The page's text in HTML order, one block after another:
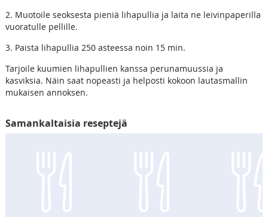
2. Muotoile seoksesta pieniä lihapullia ja laita ne leivinpaperilla
vuoratulle pellille.
3. Paista lihapullia 250 asteessa noin 15 min.
Tarjoile kuumien lihapullien kanssa perunamuussia ja
kasviksia. Näin saat nopeasti ja helposti kokoon lautasmallin
mukaisen annoksen.
Samankaltaisia reseptejä